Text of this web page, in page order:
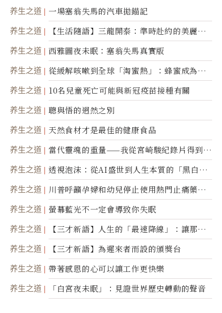
养生之道 一場塞翁失馬的汽車拋錨記
养生之道
【生活隨語】三龍開泰：準時赴約的美麗震
撼
养生之道 西雅圖夜未眠：塞翁失馬真實版
养生之道
從緩解咳嗽到全球「淘蜜熱」：蜂蜜成為健
康產業前沿商品
养生之道 10名兒童死亡可能與新冠疫苗接種有關
养生之道 聰與悟的迥然之別
养生之道 天然食材才是最佳的健康食品
养生之道
當代靈魂的重量——我從宮崎駿紀錄片得到的
省思
养生之道
透視泡沫：從AI盛世到人生本質的「黑白一
瞬」
养生之道
川普呼籲孕婦和幼兒停止使用熱門止痛藥泰
諾
养生之道 螢幕藍光不一定會導致你失眠
养生之道
【三才新語】人生的「最速降線」：讓那道
光，帶你滑向自己
养生之道 【三才新語】為遲來者而設的頒獎台
养生之道 帶著感恩的心可以讓工作更快樂
养生之道 「白宮夜未眠」：見證世界歷史轉動的聲音